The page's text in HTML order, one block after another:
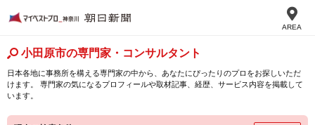
AREA
小田原市の専門家・コンサルタント
日本各地に事務所を構える専門家の中から、あなたにぴったりのプロをお探しいただ
けます。 専門家の気になるプロフィールや取材記事、経歴、サービス内容を掲載して
います。